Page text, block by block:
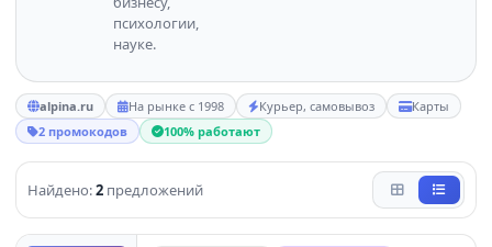
психологии,
науке.
alpina.ru На рынке с 1998 Курьер, самовывоз
Карты
2 промокодов
100% работают
Найдено:2 предложений